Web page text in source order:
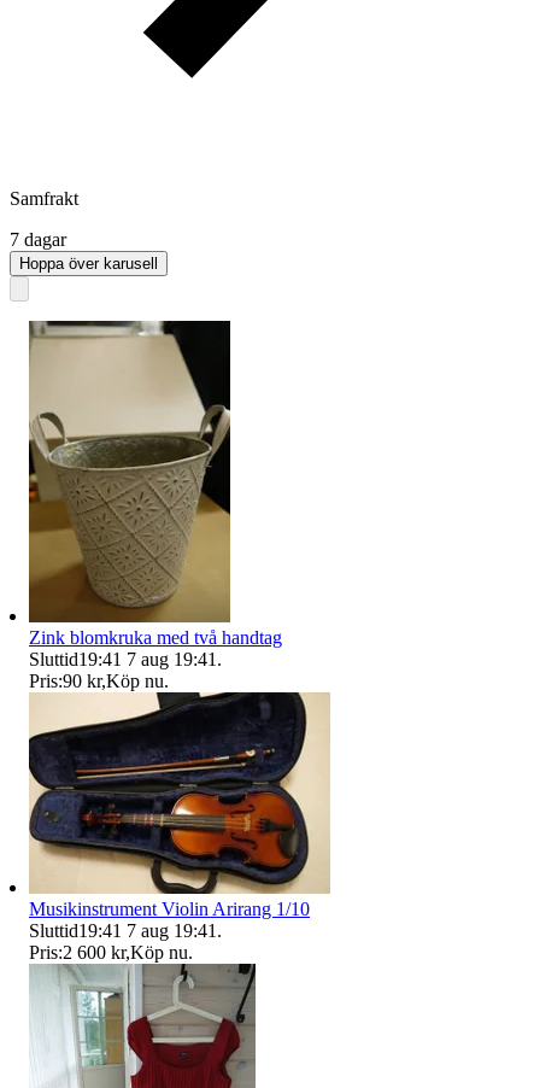
Samfrakt
7 dagar
Hoppa över karusell
Zink blomkruka med två handtag
Sluttid19:41 7 aug 19:41 .
Pris:90 kr,Köp nu.
Musikinstrument Violin Arirang 1/10
Sluttid19:41 7 aug 19:41 .
Pris:2 600 kr,Köp nu.